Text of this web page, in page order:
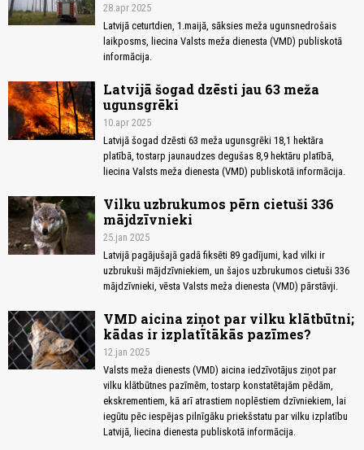
28.apr 2025
Latvijā ceturtdien, 1.maijā, sāksies meža ugunsnedrošais
laikposms, liecina Valsts meža dienesta (VMD) publiskotā
informācija.
Latvijā šogad dzēsti jau 63 meža
ugunsgrēki
10.apr 2025
Latvijā šogad dzēsti 63 meža ugunsgrēki 18,1 hektāra
platībā, tostarp jaunaudzes degušas 8,9 hektāru platībā,
liecina Valsts meža dienesta (VMD) publiskotā informācija.
Vilku uzbrukumos pērn cietuši 336
mājdzīvnieki
25.jan 2025
Latvijā pagājušajā gadā fiksēti 89 gadījumi, kad vilki ir
uzbrukuši mājdzīvniekiem, un šajos uzbrukumos cietuši 336
mājdzīvnieki, vēsta Valsts meža dienesta (VMD) pārstāvji.
VMD aicina ziņot par vilku klātbūtni;
kādas ir izplatītākās pazīmes?
12.jan 2025
Valsts meža dienests (VMD) aicina iedzīvotājus ziņot par
vilku klātbūtnes pazīmēm, tostarp konstatētajām pēdām,
ekskrementiem, kā arī atrastiem noplēstiem dzīvniekiem, lai
iegūtu pēc iespējas pilnīgāku priekšstatu par vilku izplatību
Latvijā, liecina dienesta publiskotā informācija.